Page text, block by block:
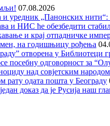
07.08.2026
уредник „Панонских
и НИС ће обезбедити
и крај отпадничке
на годишњицу рођења
отворена у Библиотеци
одговорност за
над совјетским
рату одата пошта у Београду
доказ да је Русија наш